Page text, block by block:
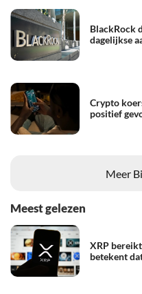
BlackRock
dagelijkse
Crypto
positief
Meer
Meest gelezen
XRP
betekent